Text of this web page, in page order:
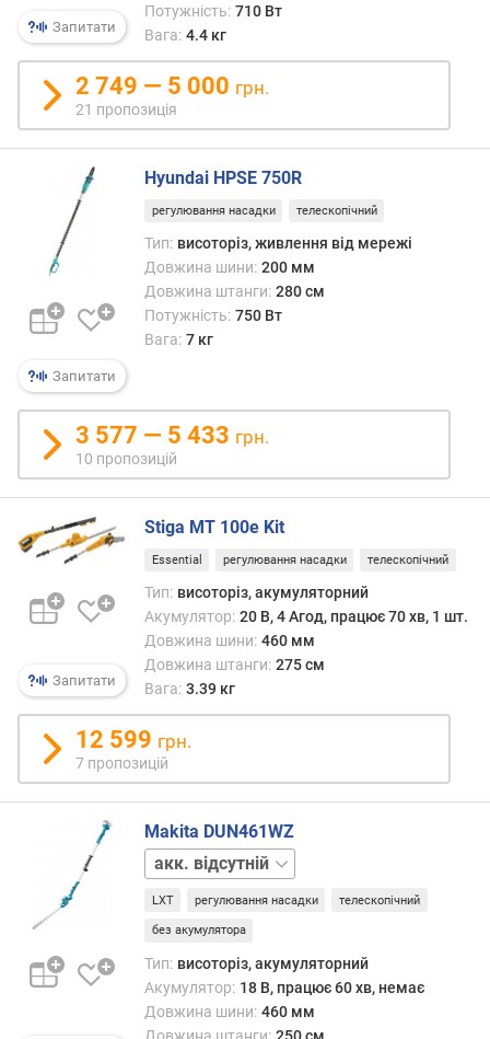
о
к
з
у
б
і
в
р
о
л
а
н
ц
ю
г
а
(
)
и
д
і
т
ц
г
а
Запитати
Потужність: 710 Вт
Вага: 4.4 кг
2 749 — 5 000 грн.
21 пропозиція
Запитати
Hyundai HPSE 750R
регулювання насадки телескопічний
Тип: висоторіз, живлення від мережі
Довжина шини: 200 мм
Довжина штанги: 280 см
Потужність: 750 Вт
Вага: 7 кг
3 577 — 5 433 грн.
10 пропозицій
Запитати
Stiga MT 100e Kit
Essential регулювання насадки телескопічний
Тип: висоторіз, акумуляторний
Акумулятор: 20 В, 4 Агод, працює 70 хв, 1 шт.
Довжина шини: 460 мм
Довжина штанги: 275 см
Вага: 3.39 кг
12 599 грн.
7 пропозицій
Makita DUN461WZ
акк.
1
шт.
LXT регулювання насадки телескопічний
без акумулятора
Тип: висоторіз, акумуляторний
Акумулятор: 18 В, працює 60 хв, немає
Довжина шини: 460 мм
Довжина штанги: 250 см